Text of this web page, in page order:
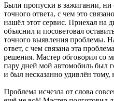
Были пропуски в зажигании, ни
точного ответа, с чем это
нашёл этот сервис. Приехал на
объяснил и посоветовал
точного выявления проблемы.
ответ, с чем связана эта
решения. Мастер обговорил со
пару дней мой автомобиль был
и был несказанно удивлён тому,
Проблема исчезла от слова